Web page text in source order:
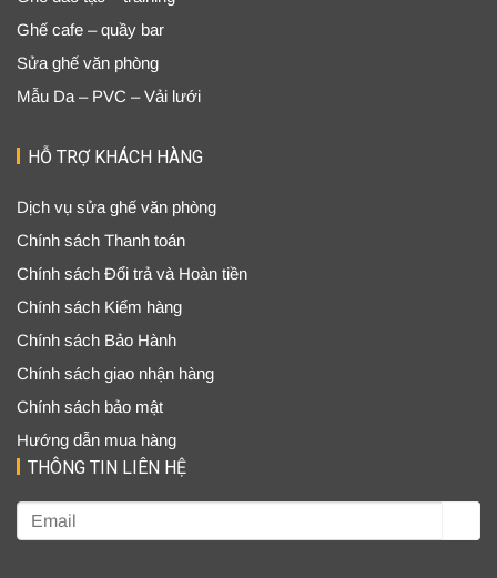
Ghế cafe – quầy bar
Sửa ghế văn phòng
Mẫu Da – PVC – Vải lưới
HỖ TRỢ KHÁCH HÀNG
Dịch vụ sửa ghế văn phòng
Chính sách Thanh toán
Chính sách Đổi trả và Hoàn tiền
Chính sách Kiểm hàng
Chính sách Bảo Hành
Chính sách giao nhận hàng
Chính sách bảo mật
Hướng dẫn mua hàng
THÔNG TIN LIÊN HỆ